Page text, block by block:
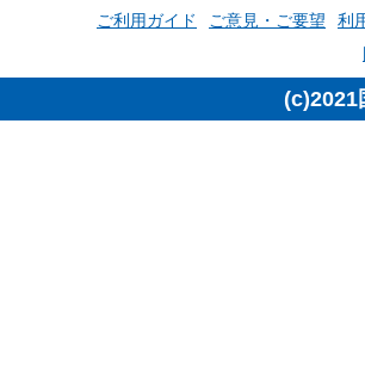
ご利用ガイド ご意見・ご要望
利
(c)2021